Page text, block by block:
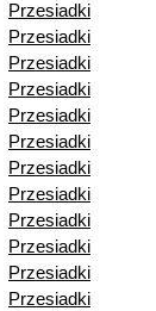
Przesiadki
Przesiadki
Przesiadki
Przesiadki
Przesiadki
Przesiadki
Przesiadki
Przesiadki
Przesiadki
Przesiadki
Przesiadki
Przesiadki